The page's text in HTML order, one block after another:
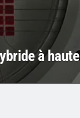
à